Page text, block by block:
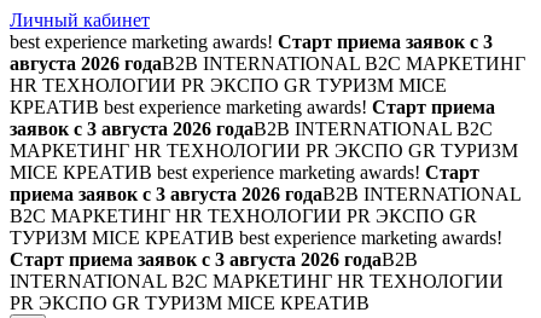
Личный кабинет
best experience marketing awards! Старт приема заявок с 3
августа 2026 годаB2B INTERNATIONAL B2C МАРКЕТИНГ
HR ТЕХНОЛОГИИ PR ЭКСПО GR ТУРИЗМ MICE
КРЕАТИВ best experience marketing awards! Старт приема
заявок с 3 августа 2026 годаB2B INTERNATIONAL B2C
МАРКЕТИНГ HR ТЕХНОЛОГИИ PR ЭКСПО GR ТУРИЗМ
MICE КРЕАТИВ best experience marketing awards! Старт
приема заявок с 3 августа 2026 годаB2B INTERNATIONAL
B2C МАРКЕТИНГ HR ТЕХНОЛОГИИ PR ЭКСПО GR
ТУРИЗМ MICE КРЕАТИВ best experience marketing awards!
Старт приема заявок с 3 августа 2026 годаB2B
INTERNATIONAL B2C МАРКЕТИНГ HR ТЕХНОЛОГИИ
PR ЭКСПО GR ТУРИЗМ MICE КРЕАТИВ